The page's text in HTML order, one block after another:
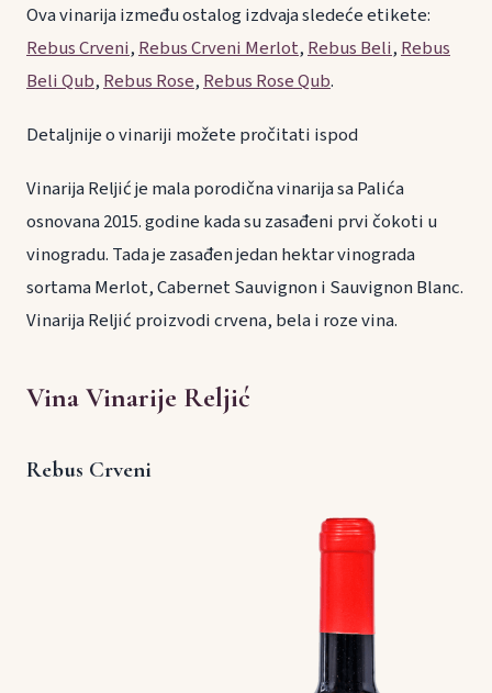
Ova vinarija između ostalog izdvaja sledeće etikete:
Rebus Crveni, Rebus Crveni Merlot, Rebus Beli, Rebus
Beli Qub, Rebus Rose, Rebus Rose Qub.
Detaljnije o vinariji možete pročitati ispod
Vinarija Reljić je mala porodična vinarija sa Palića
osnovana 2015. godine kada su zasađeni prvi čokoti u
vinogradu. Tada je zasađen jedan hektar vinograda
sortama Merlot, Cabernet Sauvignon i Sauvignon Blanc.
Vinarija Reljić proizvodi crvena, bela i roze vina.
Vina Vinarije Reljić
Rebus Crveni